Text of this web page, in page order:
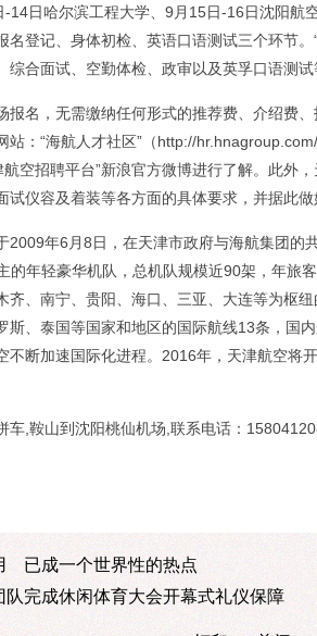
14日哈尔滨工程大学、9月15日-16日沈阳航
名登记、身体初检、英语口语测试三个环节
综合面试、空勤体检、政审以及英孚口语测
名，无需缴纳任何形式的推荐费、介绍费、
站：“海航人才社区”（http://
空招聘平台”新浪官方微博进行了解。此外
试仪容及着装等各方面的具体要求，并据此做
年6月8日，在天津市政府与海航集团的
的年轻豪华机队，总机队规模近90架，年旅
齐、南宁、贵阳、海口、三亚、大连等为枢
斯、泰国等国家和地区的国际航线13条，国
不断加速国际化进程。2016年，天津航空将
,鞍山到沈阳桃仙机场,联系电话：
已成一个世界性的热点
队完成休闲体育大会开幕式礼仪保障